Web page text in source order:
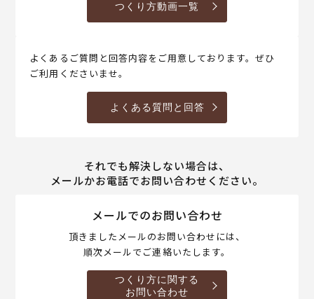
つくり方動画一覧
よくあるご質問と回答内容をご用意しております。ぜひ
ご利用くださいませ。
よくある質問と回答
それでも解決しない場合は、
メールかお電話でお問い合わせください。
メールでのお問い合わせ
頂きましたメールのお問い合わせには、
順次メールでご連絡いたします。
つくり方に関する
お問い合わせ